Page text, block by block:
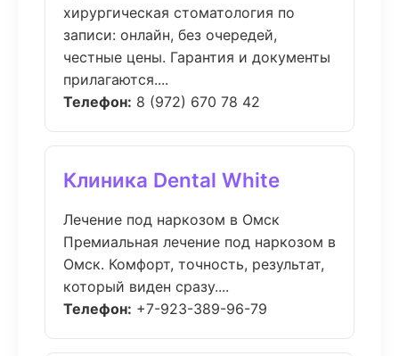
хирургическая стоматология по
записи: онлайн, без очередей,
честные цены. Гарантия и документы
прилагаются....
Телефон: 8 (972) 670 78 42
Клиника Dental White
Лечение под наркозом в Омск
Премиальная лечение под наркозом в
Омск. Комфорт, точность, результат,
который виден сразу....
Телефон: +7-923-389-96-79